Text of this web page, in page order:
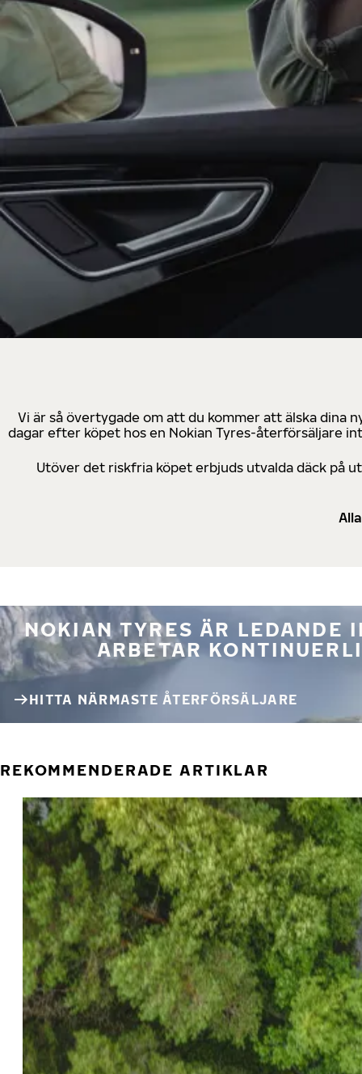
Vi är så övertygade om att du kommer att älska dina
dagar efter köpet hos en Nokian Tyres-återförsäljare
Utöver det riskfria köpet erbjuds utvalda däck på
NOKIAN TYRES ÄR LEDANDE
ARBETAR
HITTA NÄRMASTE ÅTERFÖRSÄLJARE
REKOMMENDERADE ARTIKLAR